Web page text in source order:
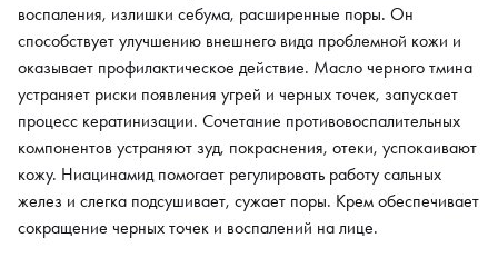
воспаления, излишки себума, расширенные поры. Он
способствует улучшению внешнего вида проблемной кожи и
оказывает профилактическое действие. Масло черного тмина
устраняет риски появления угрей и черных точек, запускает
процесс кератинизации. Сочетание противовоспалительных
компонентов устраняют зуд, покраснения, отеки, успокаивают
кожу. Ниацинамид помогает регулировать работу сальных
желез и слегка подсушивает, сужает поры. Крем обеспечивает
сокращение черных точек и воспалений на лице.